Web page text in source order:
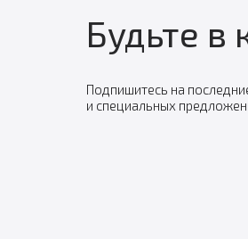
Будьте в
Подпишитесь на
и специальных